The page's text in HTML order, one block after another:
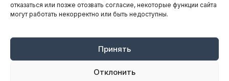
отказаться или позже отозвать согласие, некоторые функции сайта
могут работать некорректно или быть недоступны.
Принять
Отклонить
НАВИГАЦИЯ
Оплата онлайн